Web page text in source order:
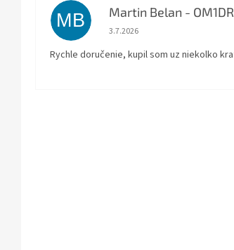
MB Martin Belan - OM1DR
Hodnotenie obchodu je 5 z 5
3.7.2026
Rychle doručenie, kupil som uz niekolko